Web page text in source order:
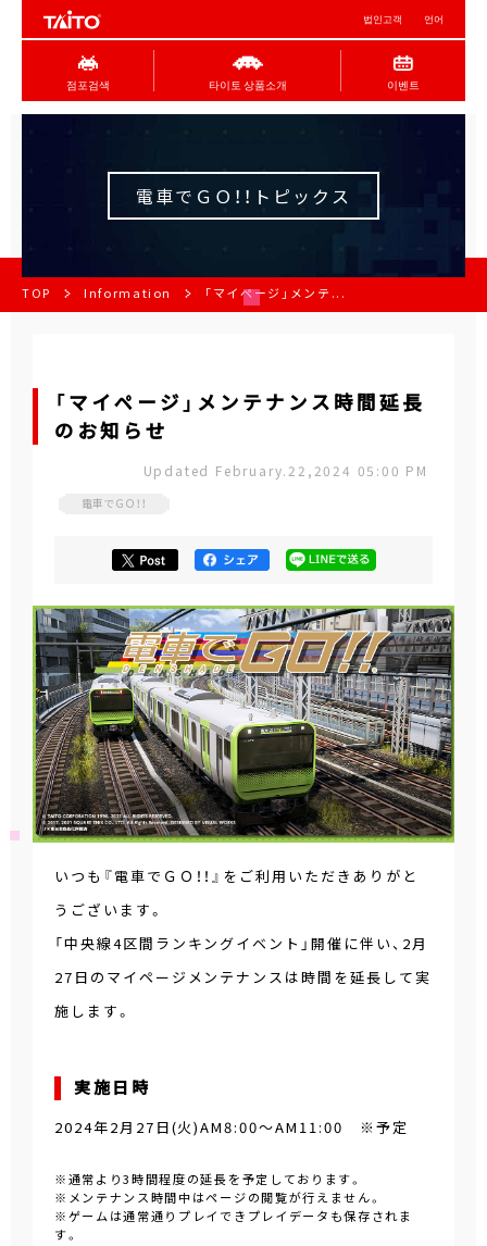
법인고객 언어
점포검색 타이토 상품소개 이벤트
電車でＧＯ！！トピックス
TOP Information 「マイページ」メンテ...
「マイページ」メンテナンス時間延長
のお知らせ
Updated February.22,2024 05:00 PM
電車でＧＯ！！
いつも『電車でＧＯ！！』をご利用いただきありがと
うございます。
「中央線4区間ランキングイベント」開催に伴い、2月
27日のマイページメンテナンスは時間を延長して実
施します。
実施日時
2024年2月27日(火)AM8:00～AM11:00 ※予定
※通常より3時間程度の延長を予定しております。
※メンテナンス時間中はページの閲覧が行えません。
※ゲームは通常通りプレイできプレイデータも保存されま
す。